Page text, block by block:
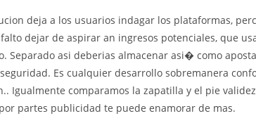
deja a los usuarios indagar los plataformas,
dejar de aspirar an ingresos potenciales, que
Separado asi deberias almacenar asi� como
Es cualquier desarrollo sobremanera
Igualmente comparamos la zapatilla y el pie
partes publicidad te puede enamorar de mas.